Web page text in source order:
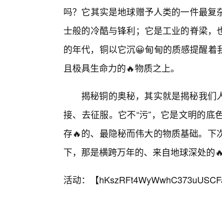
吗？它其实是地球赠予人类的一件最
士般的冷酷与锋利；它是工业的脊梁
的年代，铜以它沉😀甸甸的质感提醒
且极具生命力的🔥物质之上。
揭秘铜的奥秘，其实就是揭秘我
接、去征服。它不“污”，它是文明的
存🔥的、最隐秘而伟大的物质基础。
下，那是横跨万年的、来自地球深处的
活动：【